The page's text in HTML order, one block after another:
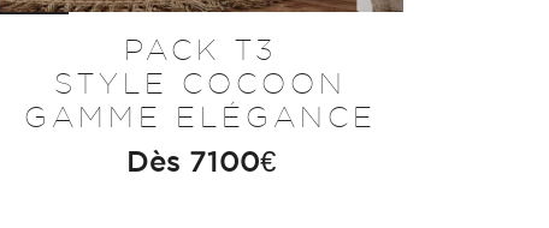
PACK T3
STYLE COCOON
GAMME ELÉGANCE
Dès 7100€